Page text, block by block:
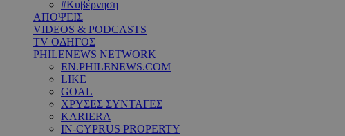
#Κυβέρνηση
ΑΠΟΨΕΙΣ
VIDEOS & PODCASTS
TV ΟΔΗΓΟΣ
PHILENEWS NETWORK
EN.PHILENEWS.COM
LIKE
GOAL
ΧΡΥΣΕΣ ΣΥΝΤΑΓΕΣ
KARIERA
IN-CYPRUS PROPERTY